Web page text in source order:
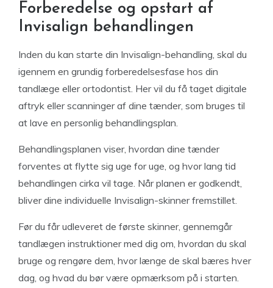
Forberedelse og opstart af
Invisalign behandlingen
Inden du kan starte din Invisalign-behandling, skal du
igennem en grundig forberedelsesfase hos din
tandlæge eller ortodontist. Her vil du få taget digitale
aftryk eller scanninger af dine tænder, som bruges til
at lave en personlig behandlingsplan.
Behandlingsplanen viser, hvordan dine tænder
forventes at flytte sig uge for uge, og hvor lang tid
behandlingen cirka vil tage. Når planen er godkendt,
bliver dine individuelle Invisalign-skinner fremstillet.
Før du får udleveret de første skinner, gennemgår
tandlægen instruktioner med dig om, hvordan du skal
bruge og rengøre dem, hvor længe de skal bæres hver
dag, og hvad du bør være opmærksom på i starten.